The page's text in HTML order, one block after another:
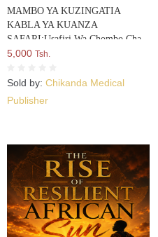
MAMBO YA KUZINGATIA
KABLA YA KUANZA
SAFARI:Usafiri Wa Chombo Cha
Moto Usalama Wako Na Mali Zako
5,000 Tsh.
Sold by: Chikanda Medical
Publisher